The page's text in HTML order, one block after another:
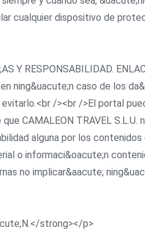
cualquier dispositivo de
Y RESPONSABILIDAD.
ning&uacute;n caso de los
/><br />El portal
CAMALEON TRAVEL
alguna por los
o informaci&oacute;n
no implicar&aacute;
strong></p>